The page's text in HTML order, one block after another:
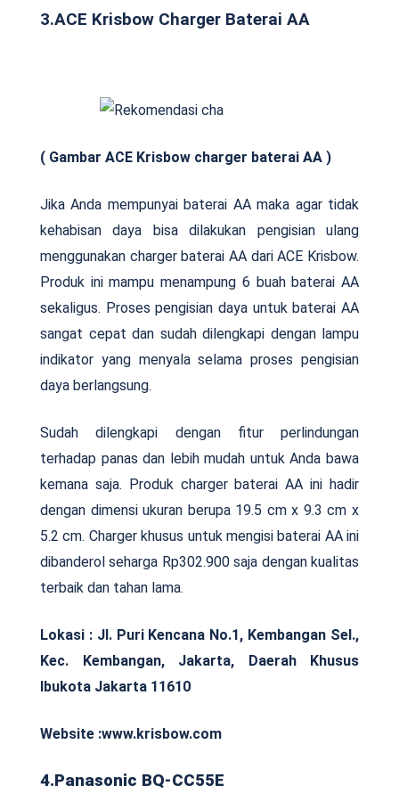
3.ACE Krisbow Charger Baterai AA
( Gambar ACE Krisbow charger baterai AA )
Jika Anda mempunyai baterai AA maka agar tidak
kehabisan daya bisa dilakukan pengisian ulang
menggunakan charger baterai AA dari ACE Krisbow.
Produk ini mampu menampung 6 buah baterai AA
sekaligus. Proses pengisian daya untuk baterai AA
sangat cepat dan sudah dilengkapi dengan lampu
indikator yang menyala selama proses pengisian
daya berlangsung.
Sudah dilengkapi dengan fitur perlindungan
terhadap panas dan lebih mudah untuk Anda bawa
kemana saja. Produk charger baterai AA ini hadir
dengan dimensi ukuran berupa 19.5 cm x 9.3 cm x
5.2 cm. Charger khusus untuk mengisi baterai AA ini
dibanderol seharga Rp302.900 saja dengan kualitas
terbaik dan tahan lama.
Lokasi : Jl. Puri Kencana No.1, Kembangan Sel.,
Kec. Kembangan, Jakarta, Daerah Khusus
Ibukota Jakarta 11610
Website :www.krisbow.com
4.Panasonic BQ-CC55E